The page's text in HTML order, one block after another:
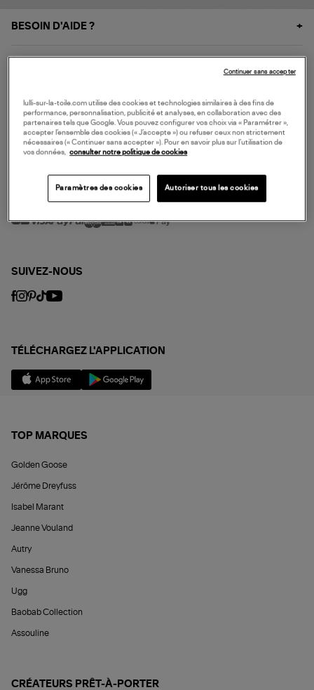
BESOIN D'AIDE ?
NOS SERVICES
SERVICE CLIENT
MODE DE PAIEMENT
SUIVEZ-NOUS
TÉLÉCHARGEZ L'APPLICATION
TOP MARQUES
Golden Goose
Jérôme Dreyfuss
Isabel Marant
Jeanne Vouland
Autry
Vanessa Bruno
Ugg
Baobab Collection
Assouline
CRÉATEURS PRÊT-À-PORTER
lulli-sur-la-toile.com utilise des cookies et technologies similaires à des fins de
performance, personnalisation, publicité et analyses, en collaboration avec des
partenaires tels que Google. Vous pouvez configurer vos choix via « Paramétrer »,
accepter l’ensemble des cookies (« J’accepte ») ou refuser ceux non strictement
nécessaires (« Continuer sans accepter »). Pour en savoir plus sur l’utilisation de
vos données,
consulter notre politique de cookies
Paramètres des cookies Autoriser tous les cookies
Continuer sans accepter